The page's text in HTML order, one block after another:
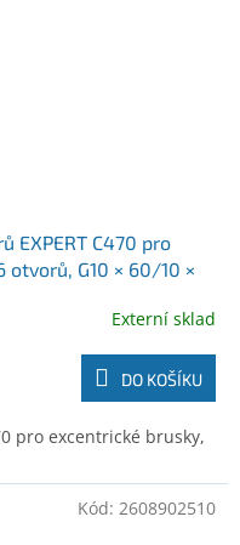
EXPERT C470 pro
otvorů, G10 × 60/10 ×
Externí sklad
DO KOŠÍKU
pro excentrické brusky,
Kód: 2608902510